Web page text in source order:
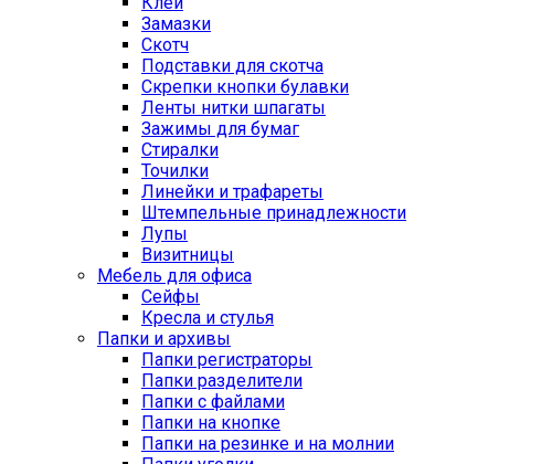
Замазки
Скотч
Подставки для скотча
Скрепки кнопки булавки
Ленты нитки шпагаты
Зажимы для бумаг
Стиралки
Точилки
Линейки и трафареты
Штемпельные принадлежности
Лупы
Визитницы
Мебель для офиса
Сейфы
Кресла и стулья
Папки и архивы
Папки регистраторы
Папки разделители
Папки с файлами
Папки на кнопке
Папки на резинке и на молнии